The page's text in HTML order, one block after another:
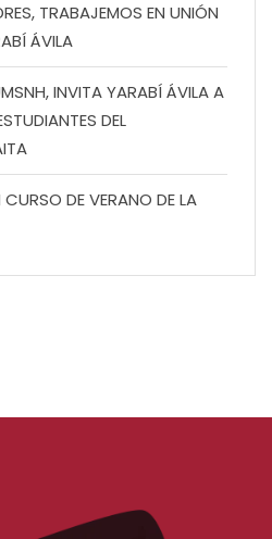
TRABAJEMOS EN UNIÓN
ÁVILA
INVITA YARABÍ ÁVILA A
DEL
DE VERANO DE LA